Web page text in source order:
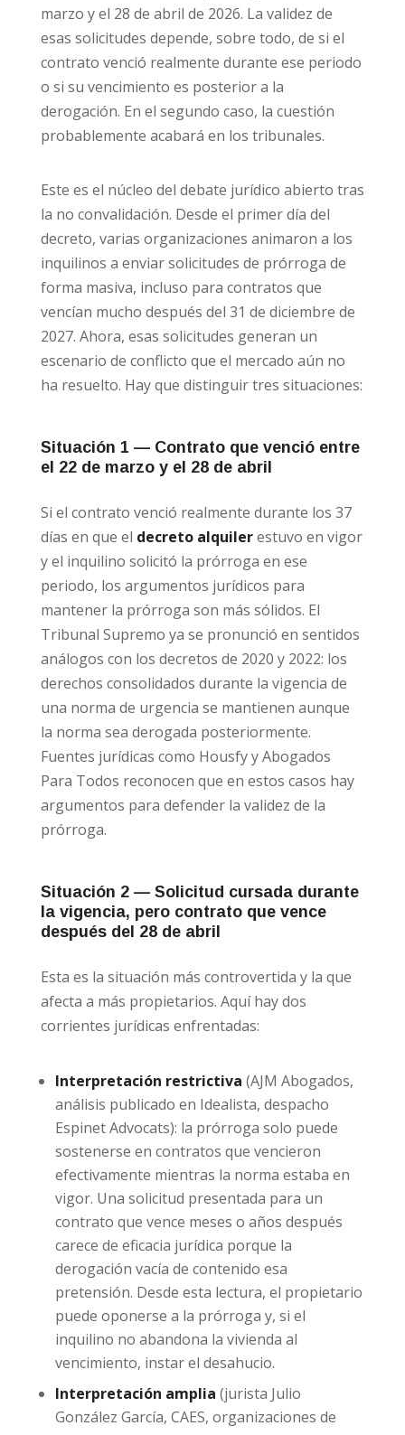
marzo y el 28 de abril de 2026. La validez de
esas solicitudes depende, sobre todo, de si el
contrato venció realmente durante ese periodo
o si su vencimiento es posterior a la
derogación. En el segundo caso, la cuestión
probablemente acabará en los tribunales.
Este es el núcleo del debate jurídico abierto tras
la no convalidación. Desde el primer día del
decreto, varias organizaciones animaron a los
inquilinos a enviar solicitudes de prórroga de
forma masiva, incluso para contratos que
vencían mucho después del 31 de diciembre de
2027. Ahora, esas solicitudes generan un
escenario de conflicto que el mercado aún no
ha resuelto. Hay que distinguir tres situaciones:
Situación 1 — Contrato que venció entre
el 22 de marzo y el 28 de abril
Si el contrato venció realmente durante los 37
días en que el decreto alquilerestuvo en vigor
y el inquilino solicitó la prórroga en ese
periodo, los argumentos jurídicos para
mantener la prórroga son más sólidos. El
Tribunal Supremo ya se pronunció en sentidos
análogos con los decretos de 2020 y 2022: los
derechos consolidados durante la vigencia de
una norma de urgencia se mantienen aunque
la norma sea derogada posteriormente.
Fuentes jurídicas como Housfy y Abogados
Para Todos reconocen que en estos casos hay
argumentos para defender la validez de la
prórroga.
Situación 2 — Solicitud cursada durante
la vigencia, pero contrato que vence
después del 28 de abril
Esta es la situación más controvertida y la que
afecta a más propietarios. Aquí hay dos
corrientes jurídicas enfrentadas:
Interpretación restrictiva (AJM Abogados,
análisis publicado en Idealista, despacho
Espinet Advocats): la prórroga solo puede
sostenerse en contratos que vencieron
efectivamente mientras la norma estaba en
vigor. Una solicitud presentada para un
contrato que vence meses o años después
carece de eficacia jurídica porque la
derogación vacía de contenido esa
pretensión. Desde esta lectura, el propietario
puede oponerse a la prórroga y, si el
inquilino no abandona la vivienda al
vencimiento, instar el desahucio.
Interpretación amplia (jurista Julio
González García, CAES, organizaciones de